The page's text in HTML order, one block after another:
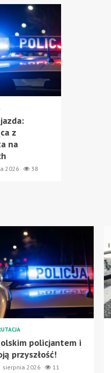
z
na
2026 38
policjantem i
przyszłość!
sierpnia 2026 11